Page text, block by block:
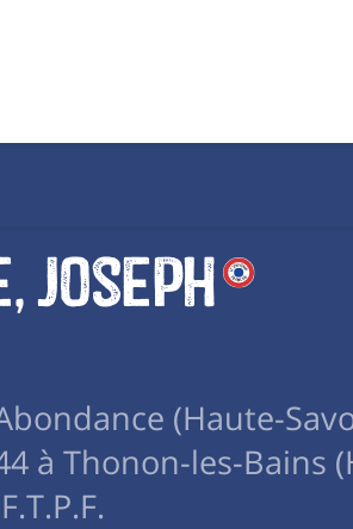
Joseph
(Haute-
à Thonon-les-Bains